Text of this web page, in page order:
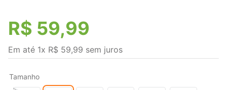
R$ 59,99
Em até 1x R$ 59,99 sem juros
Tamanho